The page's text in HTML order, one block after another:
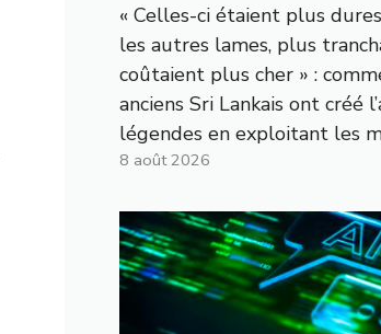
« Celles-ci étaient plus
les autres lames, plus
coûtaient plus cher » :
anciens Sri Lankais ont créé
légendes en exploitant les
8 août 2026